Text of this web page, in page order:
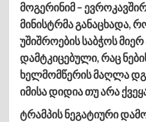
მოგერინიმ –
მინისტრმა განაცხადა,
უშიშროების საბჭოს
დამტკიცებული, რაც
ხელმომწერის მაღლა
იმისა დიდია თუ არა
ტრამპის ნეგატიური